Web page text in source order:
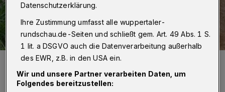
„Maisha“ musste eingeschläfert werden.
Foto: Claudia Philipp
Datenschutzerklärung.
Ihre Zustimmung umfasst alle wuppertaler-
rundschau.de-Seiten und schließt gem. Art. 49 Abs. 1 S.
1 lit. a DSGVO auch die Datenverarbeitung außerhalb
des EWR, z.B. in den USA ein.
Wir und unsere Partner verarbeiten Daten, um
Folgendes bereitzustellen: